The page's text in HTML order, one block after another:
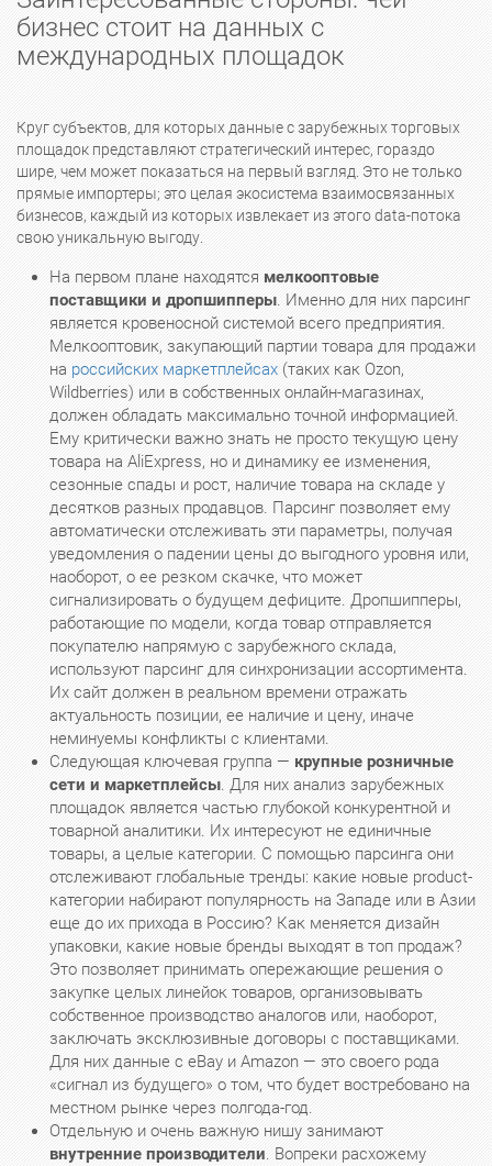
бизнес стоит на данных с
международных площадок
Круг субъектов, для которых данные с зарубежных торговых
площадок представляют стратегический интерес, гораздо
шире, чем может показаться на первый взгляд. Это не только
прямые импортеры; это целая экосистема взаимосвязанных
бизнесов, каждый из которых извлекает из этого data-потока
свою уникальную выгоду.
На первом плане находятся мелкооптовые
поставщики и дропшипперы. Именно для них парсинг
является кровеносной системой всего предприятия.
Мелкооптовик, закупающий партии товара для продажи
на российских маркетплейсах (таких как Ozon,
Wildberries) или в собственных онлайн-магазинах,
должен обладать максимально точной информацией.
Ему критически важно знать не просто текущую цену
товара на AliExpress, но и динамику ее изменения,
сезонные спады и рост, наличие товара на складе у
десятков разных продавцов. Парсинг позволяет ему
автоматически отслеживать эти параметры, получая
уведомления о падении цены до выгодного уровня или,
наоборот, о ее резком скачке, что может
сигнализировать о будущем дефиците. Дропшипперы,
работающие по модели, когда товар отправляется
покупателю напрямую с зарубежного склада,
используют парсинг для синхронизации ассортимента.
Их сайт должен в реальном времени отражать
актуальность позиции, ее наличие и цену, иначе
неминуемы конфликты с клиентами.
Следующая ключевая группа — крупные розничные
сети и маркетплейсы. Для них анализ зарубежных
площадок является частью глубокой конкурентной и
товарной аналитики. Их интересуют не единичные
товары, а целые категории. С помощью парсинга они
отслеживают глобальные тренды: какие новые product-
категории набирают популярность на Западе или в Азии
еще до их прихода в Россию? Как меняется дизайн
упаковки, какие новые бренды выходят в топ продаж?
Это позволяет принимать опережающие решения о
закупке целых линейок товаров, организовывать
собственное производство аналогов или, наоборот,
заключать эксклюзивные договоры с поставщиками.
Для них данные с eBay и Amazon — это своего рода
«сигнал из будущего» о том, что будет востребовано на
местном рынке через полгода-год.
Отдельную и очень важную нишу занимают
внутренние производители. Вопреки расхожему